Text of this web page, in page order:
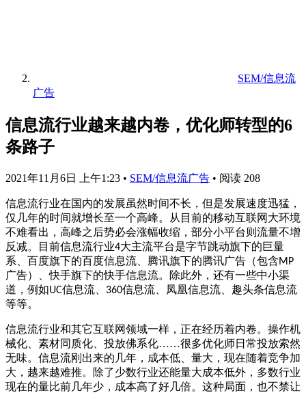
SEM/信息流
广告
信息流行业越来越内卷，优化师转型的6
条路子
2021年11月6日 上午1:23 • SEM/信息流广告 • 阅读 208
信息流行业在国内的发展虽然时间不长，但是发展速度迅猛，
仅几年的时间就增长至一个高峰。从目前的移动互联网大环境
不难看出，高峰之后势必会涨幅收缩，部分小平台则流量不增
反减。目前信息流行业4大主流平台是字节跳动旗下的巨量
系、百度旗下的百度信息流、腾讯旗下的腾讯广告（包含MP
广告）、快手旗下的快手信息流。除此外，还有一些中小渠
道，例如UC信息流、 360信息流、凤凰信息流、趣头条信息流
等等。
信息流行业和其它互联网领域一样，正在经历着内卷。操作机
械化、素材同质化、投放佛系化……很多优化师日常投放索然
无味。信息流刚出来的几年，成本低、量大，现在随着竞争加
大，越来越难推。除了少数行业还能量大成本低外，多数行业
现在的量比前几年少，成本高了好几倍。这种局面，也不禁让